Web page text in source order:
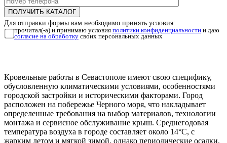
Для отправки формы вам необходимо принять условия:
прочитал(-а) и принимаю условия политики конфиденциальности и даю
согласие на обработку своих персональных данных
Кровельные работы в Севастополе имеют свою специфику,
обусловленную климатическими условиями, особенностями
городской застройки и историческими факторами. Город
расположен на побережье Черного моря, что накладывает
определенные требования на выбор материалов, технологии
монтажа и сервисное обслуживание крыш. Среднегодовая
температура воздуха в городе составляет около 14°C, с
жарким летом и мягкой зимой, однако периодические осадки,